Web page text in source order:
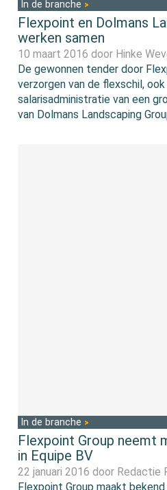
In de branche
Flexpoint en Dolmans
werken samen
10 maart 2016 door Hinke
De gewonnen tender door
verzorgen van de flexschil,
salarisadministratie van een
van Dolmans Landscaping
In de branche
Flexpoint Group neemt
in Equipe BV
22 januari 2016 door Redactie
Flexpoint Group maakt